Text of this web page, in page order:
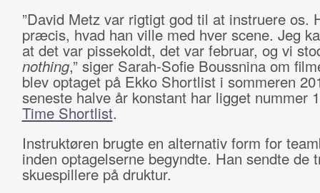
”David Metz var rigtigt god til at instruere os.
præcis, hvad han ville med hver scene. Jeg
at det var pissekoldt, det var februar, og vi
nothing,” siger Sarah-Sofie Boussnina om
blev optaget på Ekko Shortlist i sommeren
seneste halve år konstant har ligget nummer
Time Shortlist.
Instruktøren brugte en alternativ form for
inden optagelserne begyndte. Han sendte de
skuespillere på druktur.